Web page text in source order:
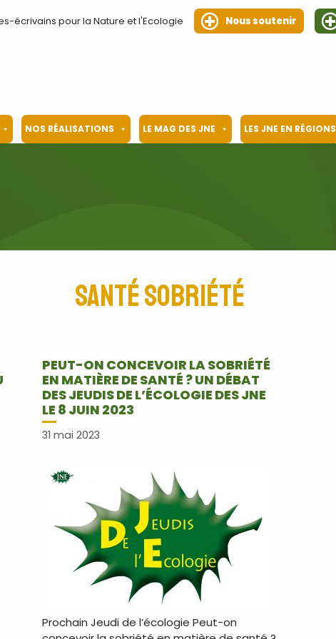
écrivains pour la Nature et l'Ecologie Nous soutenir
NOS RÉALISATIONS LE MAG DES JNE LES JNE EN RÉGIONS
santé sobriété
PEUT-ON CONCEVOIR LA SOBRIÉTÉ
EN MATIÈRE DE SANTÉ ? UN DÉBAT
DES JEUDIS DE L’ÉCOLOGIE DES JNE
LE 8 JUIN 2023
31 mai 2023
Prochain Jeudi de l’écologie Peut-on